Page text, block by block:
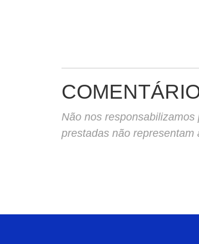
Não nos
prestadas não representam